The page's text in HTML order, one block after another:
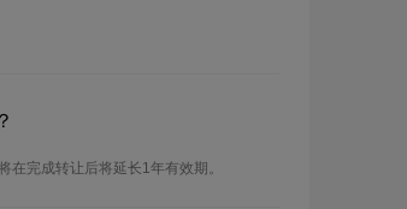
在完成转让后将延长1年有效期。